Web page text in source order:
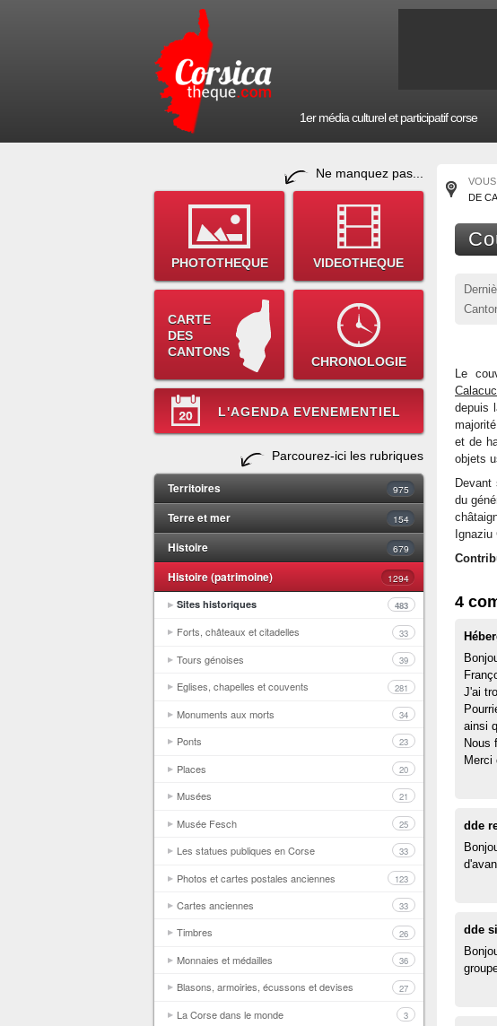
1er média culturel et participatif corse
Ne manquez pas...
PHOTOTHEQUE VIDEOTHEQUE
CARTE
DES
CANTONS
CHRONOLOGIE
L'AGENDA EVENEMENTIEL
Parcourez-ici les rubriques
Territoires 975
Terre et mer 154
Histoire 679
Histoire (patrimoine)
1294
Sites historiques
483
Forts, châteaux et citadelles 33
Tours génoises 39
Eglises, chapelles et couvents 281
Monuments aux morts 34
Ponts 23
Places 20
Musées 21
Musée Fesch 25
Les statues publiques en Corse 33
Photos et cartes postales anciennes 123
Cartes anciennes 33
Timbres 26
Monnaies et médailles 36
Blasons, armoiries, écussons et devises 27
La Corse dans le monde 3
DE
Le
depuis
et de
objets
du
4
J'ai
ainsi
Nous
Merci
dde
dde